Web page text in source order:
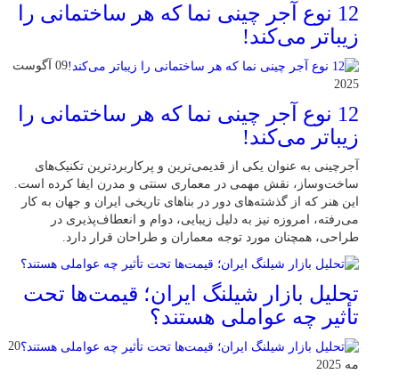
12 نوع آجر چینی نما که هر ساختمانی را
زیباتر می‌کند!
09 آگوست
2025
12 نوع آجر چینی نما که هر ساختمانی را
زیباتر می‌کند!
آجرچینی به عنوان یکی از قدیمی‌ترین و پرکاربردترین تکنیک‌های
ساخت‌وساز، نقش مهمی در معماری سنتی و مدرن ایفا کرده است.
این هنر که از گذشته‌های دور در بناهای تاریخی ایران و جهان به کار
می‌رفته، امروزه نیز به دلیل زیبایی، دوام و انعطاف‌پذیری در
طراحی، همچنان مورد توجه معماران و طراحان قرار دارد.
تحلیل بازار شیلنگ ایران؛ قیمت‌ها تحت
تأثیر چه عواملی هستند؟
20
مه 2025